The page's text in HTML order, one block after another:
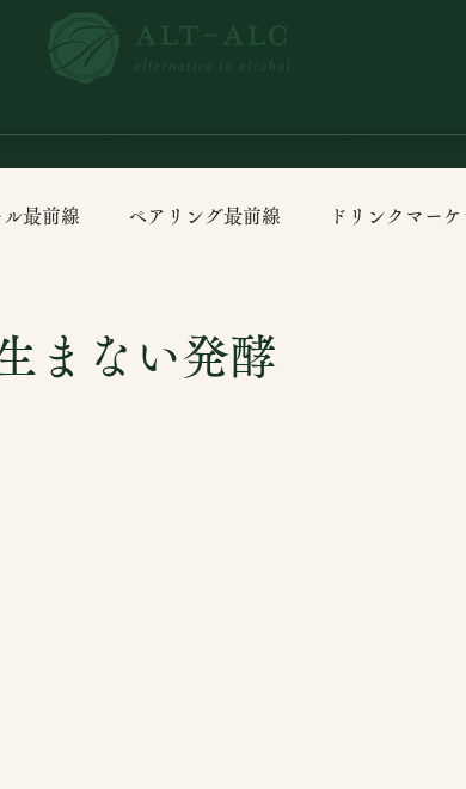
ル最前線 ペアリング最前線 ドリンクマー
まない発酵